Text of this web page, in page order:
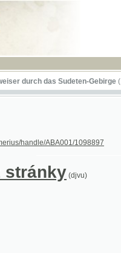
das Sudeten-Gebirge(1/722)
ABA001/1098897